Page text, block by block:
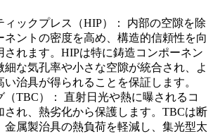
ックプレス（HIP）
： 内部の空隙を除
ネントの密度を高め、構造的信頼性を向
されます。 HIPは特に鋳造コンポーネン
細な気孔率や小さな空隙が統合され、よ
い治具が得られることを保証します。
TBC）
： 直射日光や熱に曝されるコ
れ、熱劣化から保護します。 TBCは断
金属製治具の熱負荷を軽減し、集光型太